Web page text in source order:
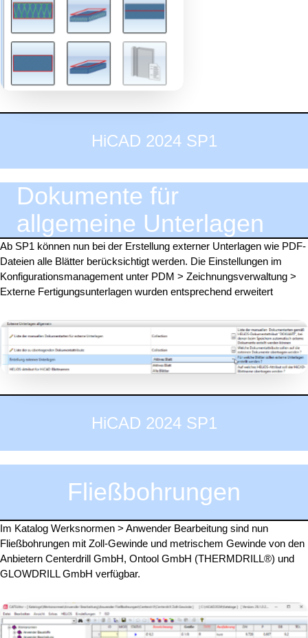
HiCAD 2024 SP1
Dokumente für
allgemeine Unterlagen
Ab SP1 können nun bei der Erstellung externer Unterlagen wie PDF-
Dateien alle Blätter berücksichtigt werden. Die Einstellungen im
Konfigurationsmanagement unter PDM > Zeichnungsverwaltung >
Externe Fertigungsunterlagen wurden entsprechend erweitert
HiCAD 2024 SP1
Fließbohrungen
Im Katalog Werksnormen > Anwender Bearbeitung sind nun
Fließbohrungen mit Zoll-Gewinde und metrischem Gewinde von den
Anbietern Centerdrill GmbH, Ontool GmbH (THERMDRILL®) und
GLOWDRILL GmbH verfügbar.